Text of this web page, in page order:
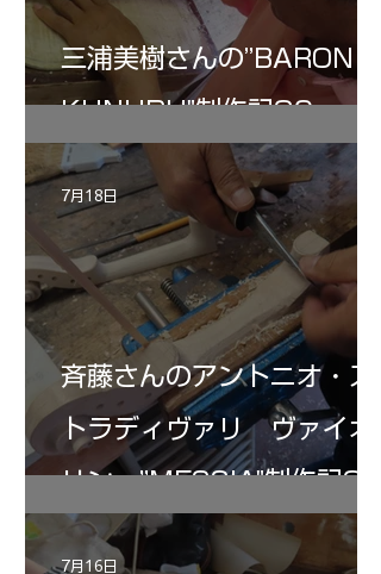
三浦美樹さんの”BARON・
KUNUPU"制作記30
斉藤さんのアントニオ・ス
トラディヴァリ ヴァイオ
リン ”MESSIA"制作記32
7月18日
7月16日